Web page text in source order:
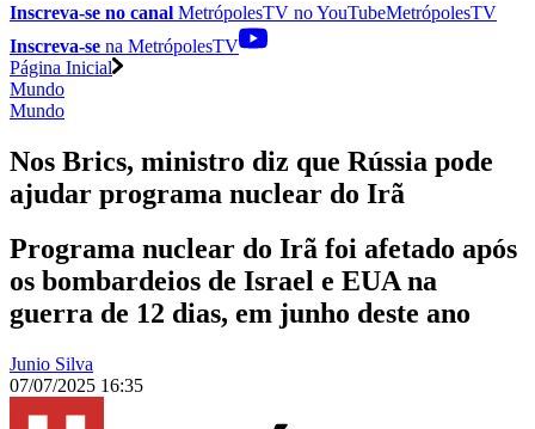
Inscreva-se no canal MetrópolesTV noYouTubeMetrópolesTV
Inscreva-se na MetrópolesTV
Página Inicial
Mundo
Mundo
Nos Brics, ministro diz que Rússia pode
ajudar programa nuclear do Irã
Programa nuclear do Irã foi afetado após
os bombardeios de Israel e EUA na
guerra de 12 dias, em junho deste ano
Junio Silva
07/07/2025 16:35